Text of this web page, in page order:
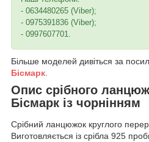
- 0634480265 (Viber);
- 0975391836 (Viber);
- 0997607701.
Більше моделей дивіться за
Бісмарк
Опис срібного
Бісмарк із чорнінням
Срібний ланцюжок круглого
Виготовляється із срібла 925